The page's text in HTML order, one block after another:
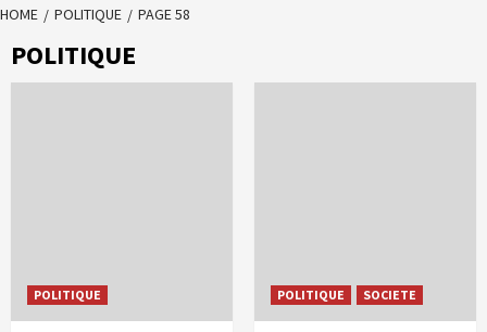
HOME POLITIQUE PAGE 58
POLITIQUE
POLITIQUE POLITIQUE SOCIETE